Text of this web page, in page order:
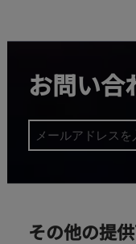
お問い合
その他の提